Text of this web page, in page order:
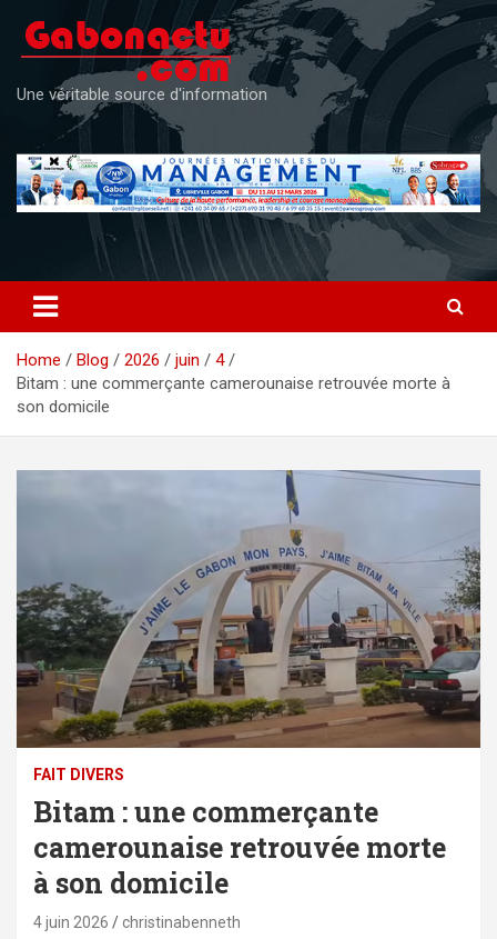
content
Une véritable source d'information
Home Blog 2026 juin
4
Bitam : une commerçante camerounaise retrouvée morte à
son domicile
FAIT DIVERS
Bitam : une commerçante
camerounaise retrouvée morte
à son domicile
4 juin 2026 christinabenneth